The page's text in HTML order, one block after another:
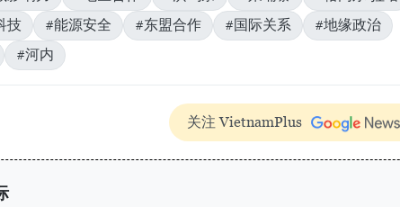
技 #能源安全 #东盟合作 #国际关系
#地缘政治
#河内
关注 VietnamPlus